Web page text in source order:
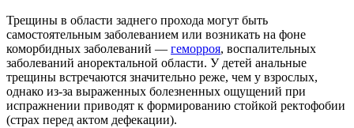
Трещины в области заднего прохода могут быть
самостоятельным заболеванием или возникать на фоне
коморбидных заболеваний — геморроя, воспалительных
заболеваний аноректальной области. У детей анальные
трещины встречаются значительно реже, чем у взрослых,
однако из-за выраженных болезненных ощущений при
испражнении приводят к формированию стойкой ректофобии
(страх перед актом дефекации).